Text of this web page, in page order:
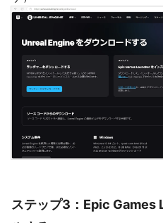
ステップ3：Epic Games